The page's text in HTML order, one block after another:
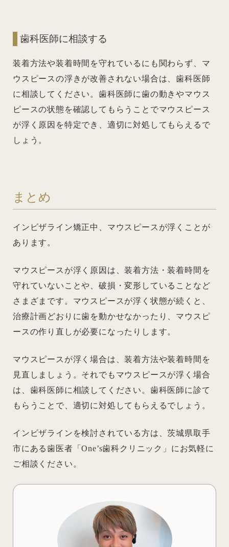
歯科医師に相談する
装着方法や装着時間を守れているにも関わらず、マ
ウスピースの浮きが改善されない場合は、歯科医師
に相談してください。歯科医師に歯の動きやマウス
ピースの状態を確認してもらうことでマウスピース
が浮く原因を特定でき、適切に対処してもらえるで
しょう。
まとめ
インビザライン矯正中、マウスピースが浮くことが
あります。
マウスピースが浮く原因は、装着方法・装着時間を
守れていないことや、破損・変形していることなど
さまざまです。マウスピースが浮く状態が続くと、
治療計画どおりに歯を動かせなかったり、マウスピ
ースの作り直しが必要になったりします。
マウスピースが浮く場合は、装着方法や装着時間を
見直しましょう。それでもマウスピースが浮く場合
は、歯科医師に相談してください。歯科医師に診て
もらうことで、適切に対処してもらえるでしょう。
インビザラインを検討されている方は、茨城県取手
市にある歯医者「One’s歯科クリニック」にお気軽に
ご相談ください。